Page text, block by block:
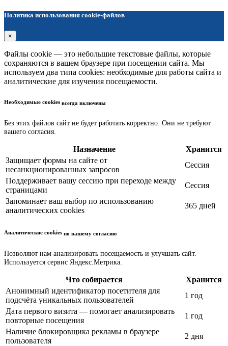
Политика использования cookie-файлов
×
Файлы cookie — это небольшие текстовые файлы, которые
сохраняются в вашем браузере при посещении сайта. Мы
используем два типа cookies: необходимые для работы сайта и
аналитические для изучения посещаемости.
Необходимые cookies всегда включены
Без этих файлов сайт не будет работать корректно. Они не требуют
вашего согласия.
Назначение
Хранится
Защищает формы на сайте от
несанкционированных запросов
Сессия
Поддерживает вашу сессию при переходе между
страницами
Сессия
Запоминает ваш выбор по использованию
аналитических cookies
365 дней
Аналитические cookies по вашему согласию
Позволяют нам анализировать посещаемость и улучшать сайт.
Используется сервис Яндекс.Метрика.
Что собирается
Хранится
Анонимный идентификатор посетителя для
подсчёта уникальных пользователей
1 год
Дата первого визита — помогает анализировать
повторные посещения
1 год
Наличие блокировщика рекламы в браузере
пользователя
2 дня